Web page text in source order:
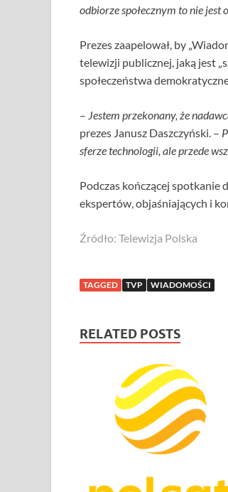
odbiorze społecznym to nie
Prezes zaapelował, by
telewizji publicznej, jaką jest
społeczeństwa
– Jestem przekonany, że
prezes Janusz Daszczyński. –
sferze technologii, ale przede
Podczas kończącej spotkanie
ekspertów, objaśniających i
Źródło: Telewizja Polska
TAGGED TVP WIADOMOŚCI
RELATED POSTS